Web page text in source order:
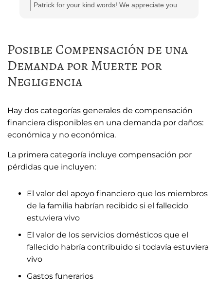
Attorney Chelsea Cates helped me with
in the loop with phone calls, email, and telephone
calls.
at all times; I can’t thank them enough.
needing personal injury representation.
Patrick for your kind words! We appreciate you
Posible Compensación de una
Demanda por Muerte por
Negligencia
Hay dos categorías generales de compensación
financiera disponibles en una demanda por daños:
económica y no económica.
La primera categoría incluye compensación por
pérdidas que incluyen:
El valor del apoyo financiero que los miembros
de la familia habrían recibido si el fallecido
estuviera vivo
El valor de los servicios domésticos que el
fallecido habría contribuido si todavía estuviera
vivo
Gastos funerarios